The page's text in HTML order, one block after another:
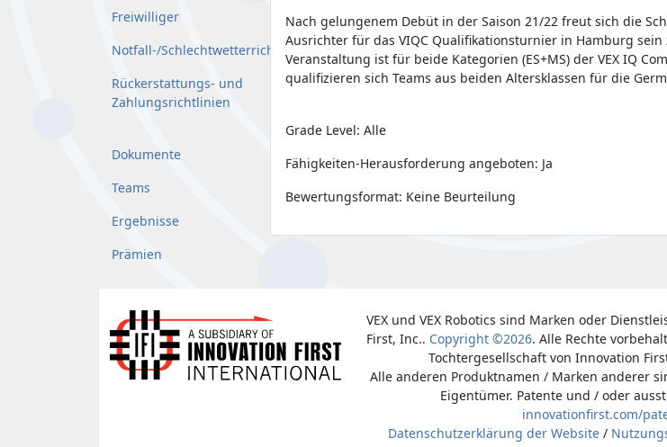
Freiwilliger
Notfall-/Schlechtwetterrichtlinie
Rückerstattungs- und
Zahlungsrichtlinien
Dokumente
Teams
Ergebnisse
Prämien
Nach gelungenem Debüt in der Saison 21/22 freut sich die
Ausrichter für das VIQC Qualifikationsturnier in Hamburg
Veranstaltung ist für beide Kategorien (ES+MS) der VEX IQ
qualifizieren sich Teams aus beiden Altersklassen für die
Grade Level: Alle
Fähigkeiten-Herausforderung angeboten: Ja
Bewertungsformat: Keine Beurteilung
VEX und VEX Robotics sind Marken oder
First, Inc.. Copyright ©2026. Alle Rechte
Tochtergesellschaft von Innovation
Alle anderen Produktnamen / Marken anderer
Eigentümer. Patente und / oder
innovationfirst.com/
Datenschutzerklärung der Website/